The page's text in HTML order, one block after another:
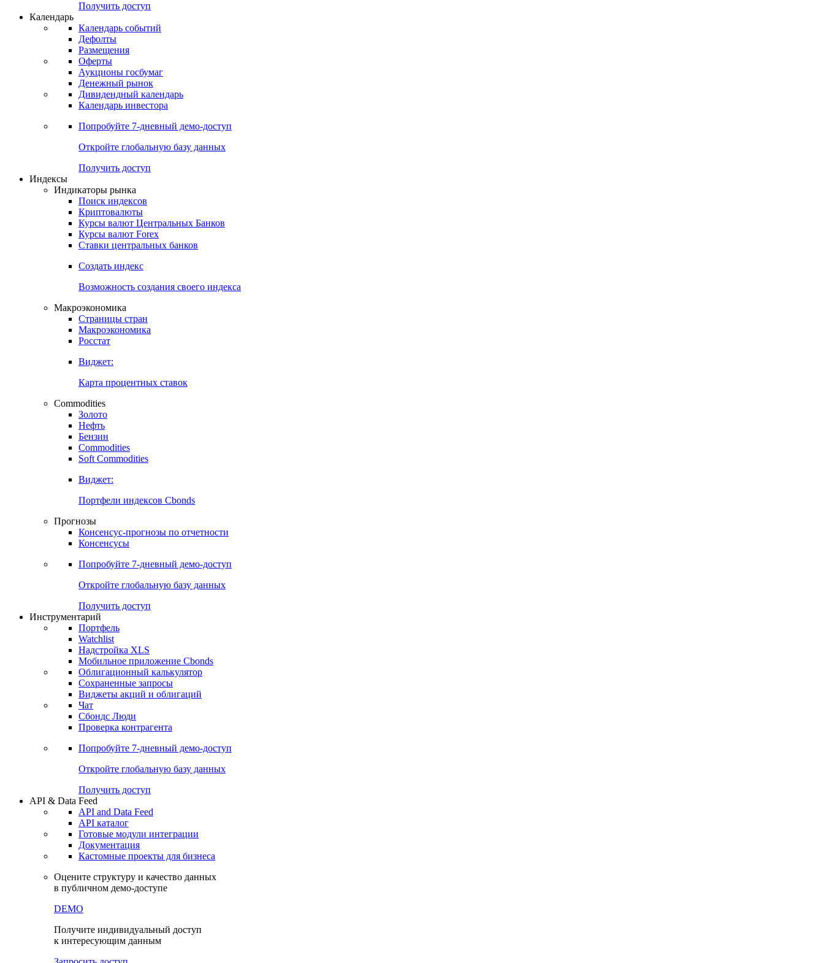
Получить доступ
Календарь
Календарь событий
Дефолты
Размещения
Оферты
Аукционы госбумаг
Денежный рынок
Дивидендный календарь
Календарь инвестора
Попробуйте 7-дневный демо-доступ
Откройте глобальную базу данных
Получить доступ
Индексы
Индикаторы рынка
Поиск индексов
Криптовалюты
Курсы валют Центральных Банков
Курсы валют Forex
Ставки центральных банков
Создать индекс
Возможность создания своего индекса
Макроэкономика
Страницы стран
Макроэкономика
Росстат
Виджет:
Карта процентных ставок
Commodities
Золото
Нефть
Бензин
Commodities
Soft Commodities
Виджет:
Портфели индексов Cbonds
Прогнозы
Консенсус-прогнозы по отчетности
Консенсусы
Попробуйте 7-дневный демо-доступ
Откройте глобальную базу данных
Получить доступ
Инструментарий
Портфель
Watchlist
Надстройка XLS
Мобильное приложение Cbonds
Облигационный калькулятор
Сохраненные запросы
Виджеты акций и облигаций
Чат
Сбондс Люди
Проверка контрагента
Попробуйте 7-дневный демо-доступ
Откройте глобальную базу данных
Получить доступ
API & Data Feed
API and Data Feed
API каталог
Готовые модули интеграции
Документация
Кастомные проекты для бизнеса
Оцените структуру и качество данных
в публичном демо-доступе
DEMO
Получите индивидуальный доступ
к интересующим данным